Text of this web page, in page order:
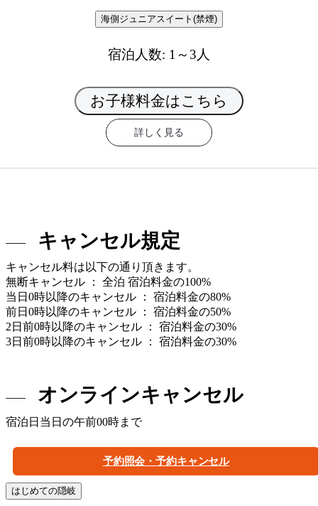
海側ジュニアスイート(禁煙)
宿泊人数: 1～3人
お子様料金はこちら
詳しく見る
キャンセル規定
キャンセル料は以下の通り頂きます。
無断キャンセル ： 全泊 宿泊料金の100%
当日0時以降のキャンセル ： 宿泊料金の80%
前日0時以降のキャンセル ： 宿泊料金の50%
2日前0時以降のキャンセル ： 宿泊料金の30%
3日前0時以降のキャンセル ： 宿泊料金の30%
オンラインキャンセル
宿泊日当日の午前00時まで
予約照会・予約キャンセル
はじめての隠岐